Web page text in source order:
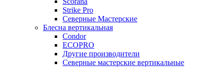
Strike Pro
Северные Мастерские
Блесна вертикальная
Condor
ECOPRO
Другие производители
Северные мастерские вертикальные